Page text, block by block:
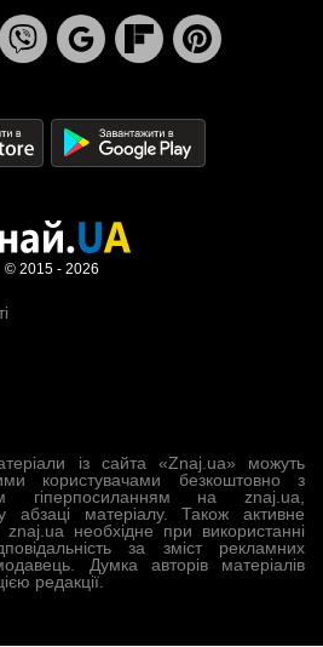
із сайта «Znaj.ua» можуть
користувачами безкоштовно з
гіперпосиланням на znaj.ua,
матеріалу. Також активне
необхідне при використанні
за зміст рекламних
Думка авторів матеріалів
редакції.
© 2015 - 2026